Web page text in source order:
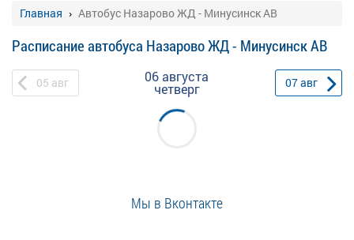
Главная Автобус Назарово ЖД - Минусинск АВ
Расписание автобуса Назарово ЖД - Минусинск АВ
05 авг 06 августа
четверг 07авг
Мы в Вконтакте